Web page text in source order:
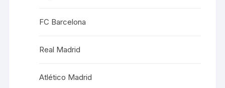
FC Barcelona
Real Madrid
Atlético Madrid